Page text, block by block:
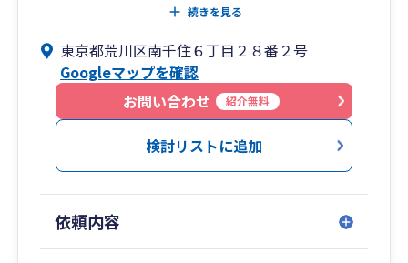
監査・税務・会計経験有。海外勤務経験があり英
語対応可。
相談無料。営業時間 平日10:00-17:00。
続きを見る
東京都荒川区南千住６丁目２８番２号
Googleマップを確認
お問い合わせ
紹介無料
検討リストに追加
依頼内容